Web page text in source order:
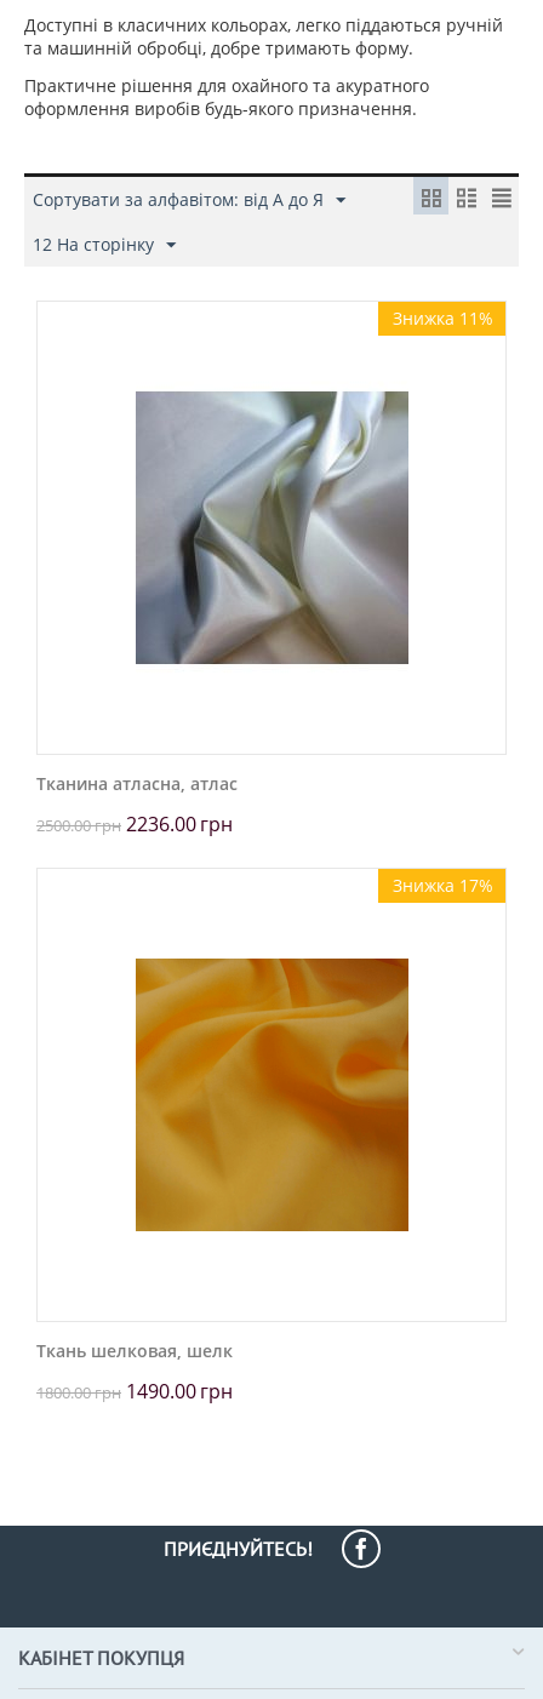
Доступні в класичних кольорах, легко піддаються ручній
та машинній обробці, добре тримають форму.
Практичне рішення для охайного та акуратного
оформлення виробів будь-якого призначення.
Сортувати за алфавітом: від А до Я
12 На сторінку
Знижка 11%
Тканина атласна, атлас
2500.00грн 2236.00грн
Знижка 17%
Ткань шелковая, шелк
1800.00грн 1490.00грн
ПРИЄДНУЙТЕСЬ!
КАБІНЕТ ПОКУПЦЯ